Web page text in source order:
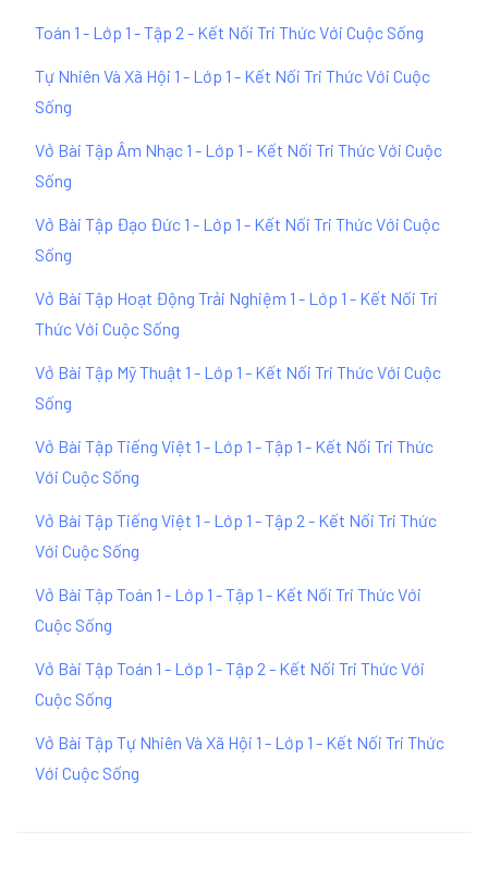
Toán 1 - Lớp 1 - Tập 2 - Kết Nối Tri Thức Với Cuộc Sống
Tự Nhiên Và Xã Hội 1 - Lớp 1 - Kết Nối Tri Thức Với Cuộc
Sống
Vở Bài Tập Âm Nhạc 1 - Lớp 1 - Kết Nối Tri Thức Với Cuộc
Sống
Vở Bài Tập Đạo Đức 1 - Lớp 1 - Kết Nối Tri Thức Với Cuộc
Sống
Vở Bài Tập Hoạt Động Trải Nghiệm 1 - Lớp 1 - Kết Nối Tri
Thức Với Cuộc Sống
Vở Bài Tập Mỹ Thuật 1 - Lớp 1 - Kết Nối Tri Thức Với Cuộc
Sống
Vở Bài Tập Tiếng Việt 1 - Lớp 1 - Tập 1 - Kết Nối Tri Thức
Với Cuộc Sống
Vở Bài Tập Tiếng Việt 1 - Lớp 1 - Tập 2 - Kết Nối Tri Thức
Với Cuộc Sống
Vở Bài Tập Toán 1 - Lớp 1 - Tập 1 - Kết Nối Tri Thức Với
Cuộc Sống
Vở Bài Tập Toán 1 - Lớp 1 - Tập 2 - Kết Nối Tri Thức Với
Cuộc Sống
Vở Bài Tập Tự Nhiên Và Xã Hội 1 - Lớp 1 - Kết Nối Tri Thức
Với Cuộc Sống